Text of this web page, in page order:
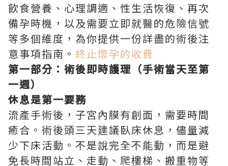
飲食營養、心理調適、性生活恢復、再次
備孕時機，以及需要立即就醫的危險信號
等多個維度，為你提供一份詳盡的術後注
意事項指南。 終止懷孕的收費
第一部分：術後即時護理（手術當天至第
一週）
休息是第一要務
流產手術後，子宮內膜有創面，需要時間
癒合。術後頭三天建議臥床休息，儘量減
少下床活動。不是說完全不能動，而是避
免長時間站立、走動、爬樓梯、搬重物等